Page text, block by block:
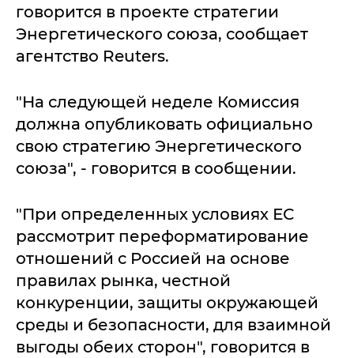
говорится в проекте стратегии
Энергетического союза, сообщает
агентство Reuters.
"На следующей неделе Комиссия
должна опубликовать официально
свою стратегию Энергетического
союза", - говорится в сообщении.
"При определенных условиях ЕС
рассмотрит переформатирование
отношений с Россией на основе
правилах рынка, честной
конкуренции, защиты окружающей
среды и безопасности, для взаимной
выгоды обеих сторон", говорится в